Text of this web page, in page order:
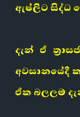
ඇෂ්ලිට සිද්ධ
දැන් ඒ
අවසානයේදී
ඒක බලලම